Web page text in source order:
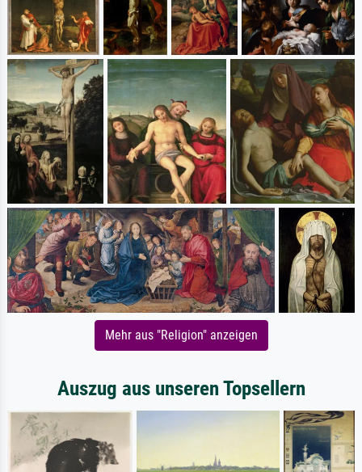
Mehr aus "Religion" anzeigen
Auszug aus unseren Topsellern